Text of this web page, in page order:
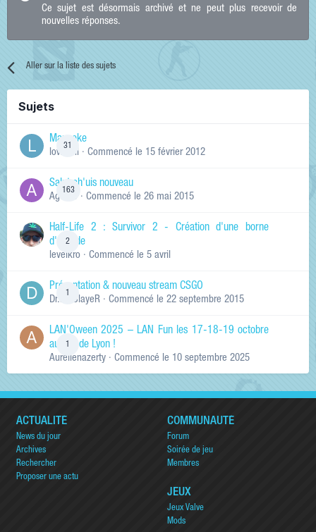
Ce sujet est désormais archivé et ne peut plus recevoir de
nouvelles réponses.
Aller sur la liste des sujets
Sujets
31
Manneke
lowskill · Commencé le 15 février 2012
163
Salut ch'uis nouveau
Ag0Nie · Commencé le 26 mai 2015
2
Half-Life 2 : Survivor 2 - Création d'une borne
d'arcade
levelkro · Commencé le 5 avril
Présentation & nouveau stream CSGO
Dr.KinSlayeR · Commencé le 22 septembre 2015
LAN'Oween 2025 – LAN Fun les 17-18-19 octobre
au sud de Lyon !
Aurelienazerty · Commencé le 10 septembre 2025
ACTUALITÉ
News du jour
Archives
Rechercher
Proposer une actu
COMMUNAUTÉ
Forum
Soirée de jeu
Membres
JEUX
Jeux Valve
Mods